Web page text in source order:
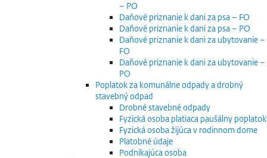
– PO
Daňové priznanie k dani za psa – FO
Daňové priznanie k dani za psa – PO
Daňové priznanie k dani za ubytovanie –
FO
Daňové priznanie k dani za ubytovanie –
PO
Poplatok za komunálne odpady a drobný
stavebný odpad
Drobné stavebné odpady
Fyzická osoba platiaca paušálny poplatok
Fyzická osoba žijúca v rodinnom dome
Platobné údaje
Podnikajúca osoba